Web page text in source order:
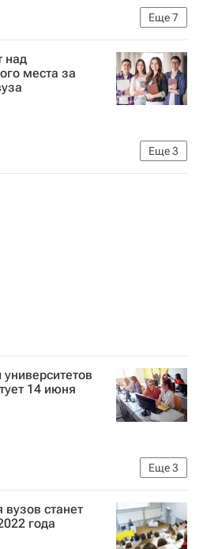
Еще7
Национальный исследовательский ядерный университет "МИФИ"
Москва
Государственная корпорация по атомной энергии "Росатом"
над
места за
Еще3
Фонд "Петербургский международный экономический форум" (фонд)
14 июня
Еще3
Фонд "Петербургский международный экономический форум" (фонд)
Валерий Фальков
вузов станет
года